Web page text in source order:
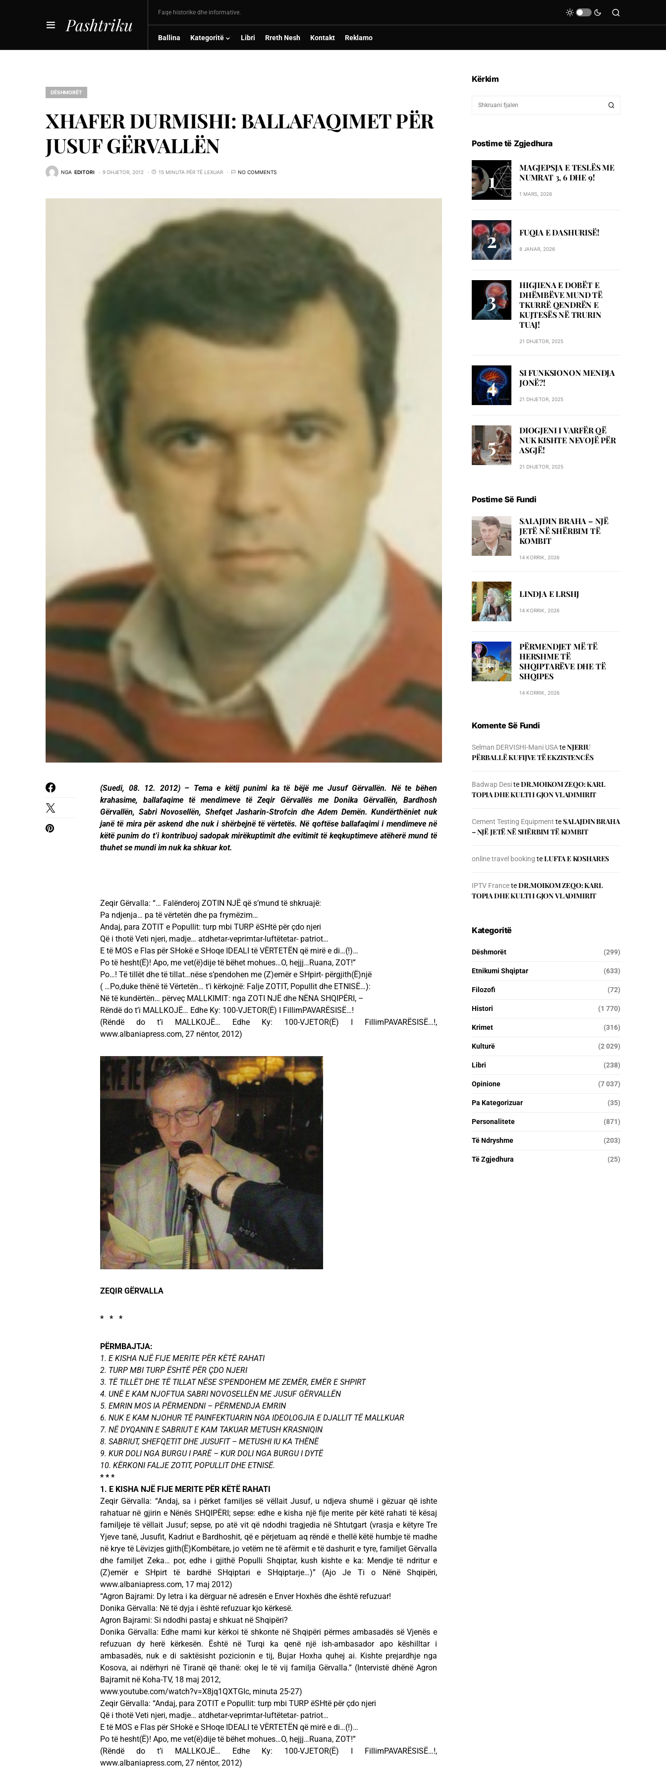
Pashtriku
Faqe historike dhe informative.
Ballina Kategoritë Libri Rreth Nesh Kontakt Reklamo
DËSHMORËT
XHAFER DURMISHI: BALLAFAQIMET PËR
JUSUF GËRVALLËN
NGA EDITORI 9 DHJETOR, 2012 15 MINUTA PËR TË LEXUAR NO COMMENTS
(Suedi, 08. 12. 2012) – Tema e këtij punimi ka të bëjë me Jusuf Gërvallën. Në te bëhen
krahasime, ballafaqime të mendimeve të Zeqir Gërvallës me Donika Gërvallën, Bardhosh
Gërvallën, Sabri Novosellën, Shefqet Jasharin-Strofcin dhe Adem Demën. Kundërthëniet nuk
janë të mira për askend dhe nuk i shërbejnë të vërtetës. Në qoftëse ballafaqimi i mendimeve në
këtë punim do t’i kontribuoj sadopak mirëkuptimit dhe evitimit të keqkuptimeve atëherë mund të
thuhet se mundi im nuk ka shkuar kot.
Zeqir Gërvalla: “… Falënderoj ZOTIN NJË që s’mund të shkruajë:
Pa ndjenja… pa të vërtetën dhe pa frymëzim…
Andaj, para ZOTIT e Popullit: turp mbi TURP ëSHtë për çdo njeri
Që i thotë Veti njeri, madje… atdhetar-veprimtar-luftëtetar- patriot…
E të MOS e Flas për SHokë e SHoqe IDEALI të VËRTETËN që mirë e di…(!)…
Po të hesht(Ë)! Apo, me vet(ë)dije të bëhet mohues…O, hejjj…Ruana, ZOT!”
Po…! Të tillët dhe të tillat…nëse s’pendohen me (Z)emër e SHpirt- përgjith(Ë)një
( …Po,duke thënë të Vërtetën… t’i kërkojnë: Falje ZOTIT, Popullit dhe ETNISË…):
Në të kundërtën… përveç MALLKIMIT: nga ZOTI NJË dhe NËNA SHQIPËRI, –
Rëndë do t’i MALLKOJË… Edhe Ky: 100-VJETOR(Ë) I FillimPAVARËSISË…!
(Rëndë do t’i MALLKOJË… Edhe Ky: 100-VJETOR(Ë) I FillimPAVARËSISË…!,
www.albaniapress.com, 27 nëntor, 2012)
ZEQIR GËRVALLA
* * *
PËRMBAJTJA:
1. E KISHA NJË FIJE MERITE PËR KËTË RAHATI
2. TURP MBI TURP ËSHTË PËR ÇDO NJERI
3. TË TILLËT DHE TË TILLAT NËSE S’PENDOHEM ME ZEMËR, EMËR E SHPIRT
4. UNË E KAM NJOFTUA SABRI NOVOSELLËN ME JUSUF GËRVALLËN
5. EMRIN MOS IA PËRMENDNI – PËRMENDJA EMRIN
6. NUK E KAM NJOHUR TË PAINFEKTUARIN NGA IDEOLOGJIA E DJALLIT TË MALLKUAR
7. NË DYQANIN E SABRIUT E KAM TAKUAR METUSH KRASNIQIN
8. SABRIUT, SHEFQETIT DHE JUSUFIT – METUSHI IU KA THËNË
9. KUR DOLI NGA BURGU I PARË – KUR DOLI NGA BURGU I DYTË
10. KËRKONI FALJE ZOTIT, POPULLIT DHE ETNISË.
* * *
1. E KISHA NJË FIJE MERITE PËR KËTË RAHATI
Zeqir Gërvalla: “Andaj, sa i përket familjes së vëllait Jusuf, u ndjeva shumë i gëzuar që ishte
rahatuar në gjirin e Nënës SHQIPËRI; sepse: edhe e kisha një fije merite për këtë rahati të kësaj
familjeje të vëllait Jusuf; sepse, po atë vit që ndodhi tragjedia në Shtutgart (vrasja e këtyre Tre
Yjeve tanë, Jusufit, Kadriut e Bardhoshit, që e përjetuam aq rëndë e thellë këtë humbje të madhe
në krye të Lëvizjes gjith(Ë)Kombëtare, jo vetëm ne të afërmit e të dashurit e tyre, familjet Gërvalla
dhe familjet Zeka… por, edhe i gjithë Populli Shqiptar, kush kishte e ka: Mendje të ndritur e
(Z)emër e SHpirt të bardhë SHqiptari e SHqiptarje…)” (Ajo Je Ti o Nënë Shqipëri,
www.albaniapress.com, 17 maj 2012)
“Agron Bajrami: Dy letra i ka dërguar në adresën e Enver Hoxhës dhe është refuzuar!
Donika Gërvalla: Në të dyja i është refuzuar kjo kërkesë.
Agron Bajrami: Si ndodhi pastaj e shkuat në Shqipëri?
Donika Gërvalla: Edhe mami kur kërkoi të shkonte në Shqipëri përmes ambasadës së Vjenës e
refuzuan dy herë kërkesën. Është në Turqi ka qenë një ish-ambasador apo këshilltar i
ambasadës, nuk e di saktësisht pozicionin e tij, Bujar Hoxha quhej ai. Kishte prejardhje nga
Kosova, ai ndërhyri në Tiranë që thanë: okej le të vij familja Gërvalla.” (Intervistë dhënë Agron
Bajramit në Koha-TV, 18 maj 2012,
www.youtube.com/watch?v=X8jq1QXTGIc, minuta 25-27)
Zeqir Gërvalla: “Andaj, para ZOTIT e Popullit: turp mbi TURP ëSHtë për çdo njeri
Që i thotë Veti njeri, madje… atdhetar-veprimtar-luftëtetar- patriot…
E të MOS e Flas për SHokë e SHoqe IDEALI të VËRTETËN që mirë e di…(!)…
Po të hesht(Ë)! Apo, me vet(ë)dije të bëhet mohues…O, hejjj…Ruana, ZOT!”
(Rëndë do t’i MALLKOJË… Edhe Ky: 100-VJETOR(Ë) I FillimPAVARËSISË…!,
www.albaniapress.com, 27 nëntor, 2012)
Kërkim
Postime të Zgjedhura
MAGJEPSJA E TESLËS ME
NUMRAT 3, 6 DHE 9!
1 MARS, 2026
FUQIA E DASHURISË!
8 JANAR, 2026
HIGJIENA E DOBËT E
DHËMBËVE MUND TË
TKURRË QENDRËN E
KUJTESËS NË TRURIN
TUAJ!
21 DHJETOR, 2025
SI FUNKSIONON MENDJA
JONË?!
21 DHJETOR, 2025
DIOGJENI I VARFËR QË
NUK KISHTE NEVOJË PËR
ASGJË!
21 DHJETOR, 2025
Postime Së Fundi
SALAJDIN BRAHA – NJЁ
JETЁ NЁ SHЁRBIM TЁ
KOMBIT
14 KORRIK, 2026
LINDJA E LRSHJ
14 KORRIK, 2026
PËRMENDJET MË TË
HERSHME TË
SHQIPTARËVE DHE TË
SHQIPES
14 KORRIK, 2026
Komente Së Fundi
Selman DERVISHI-Mani USAteNJERIU
PЁRBALLЁ KUFIJVE TЁ EKZISTENCЁS
Badwap DesiteDR.MOIKOM ZEQO: KARL
TOPIA DHE KULTI I GJON VLADIMIRIT
Cement Testing Equipment teSALAJDIN BRAHA
– NJЁ JETЁ NЁ SHЁRBIM TЁ KOMBIT
online travel booking teLUFTA E KOSHARES
IPTV FranceteDR.MOIKOM ZEQO: KARL
TOPIA DHE KULTI I GJON VLADIMIRIT
Kategoritë
Dëshmorët (299)
Etnikumi Shqiptar (633)
Filozofi (72)
Histori (1 770)
Krimet (316)
Kulturë (2 029)
Libri (238)
Opinione (7 037)
Pa Kategorizuar (35)
Personalitete (871)
Të Ndryshme (203)
Të Zgjedhura (25)